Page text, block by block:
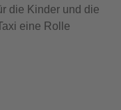
die Kinder und die
eine Rolle